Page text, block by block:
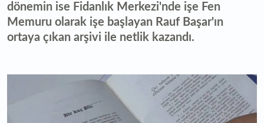
dönemin ise Fidanlık Merkezi'nde işe Fen
Memuru olarak işe başlayan Rauf Başar'ın
ortaya çıkan arşivi ile netlik kazandı.